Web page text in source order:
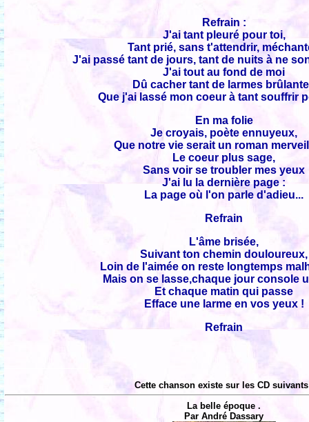
Refrain :
J'ai tant pleuré pour toi,
Tant prié, sans t'attendrir,
J'ai passé tant de jours, tant de nuits à ne
J'ai tout au fond de moi
Dû cacher tant de larmes
Que j'ai lassé mon coeur à tant souffrir
En ma folie
Je croyais, poète ennuyeux,
Que notre vie serait un roman
Le coeur plus sage,
Sans voir se troubler mes yeux
J'ai lu la dernière page :
La page où l'on parle d'adieu...
Refrain
L'âme brisée,
Suivant ton chemin douloureux,
Loin de l'aimée on reste longtemps
Mais on se lasse,chaque jour console
Et chaque matin qui passe
Efface une larme en vos yeux !
Refrain
Cette chanson existe sur les CD
La belle époque .
Par André Dassary